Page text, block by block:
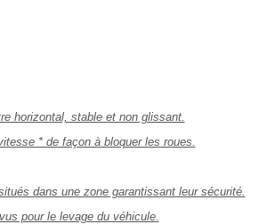
horizontal, stable et non glissant.
* de façon à bloquer les roues.
dans une zone garantissant leur sécurité.
pour le levage du véhicule.